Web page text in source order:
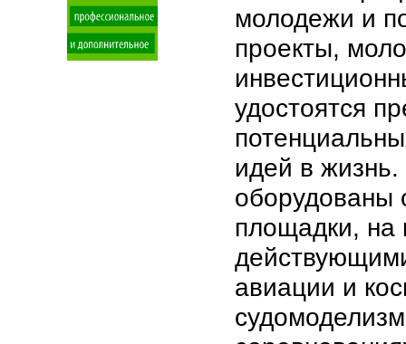
молодежи и
проекты,
удостоятся
идей в жизнь.
оборудованы
площадки, на
авиации и